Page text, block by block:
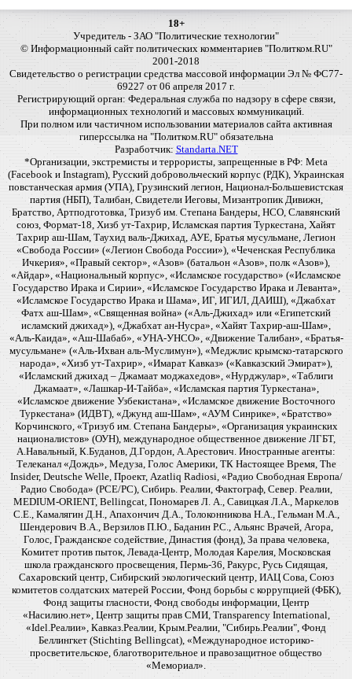
18+
Учредитель - ЗАО "Политические технологии"
© Информационный сайт политических комментариев "Политком.RU"
2001-2018
Свидетельство о регистрации средства массовой информации Эл № ФС77-
69227 от 06 апреля 2017 г.
Регистрирующий орган: Федеральная служба по надзору в сфере связи,
информационных технологий и массовых коммуникаций.
При полном или частичном использовании материалов сайта активная
гиперссылка на "Политком.RU" обязательна
Разработчик: Standarta.NET
*Организации, экстремисты и террористы, запрещенные в РФ: Meta
(Facebook и Instagram), Русский добровольческий корпус (РДК), Украинская
повстанческая армия (УПА), Грузинский легион, Национал-Большевистская
партия (НБП), Талибан, Свидетели Иеговы, Мизантропик Дивижн,
Братство, Артподготовка, Тризуб им. Степана Бандеры, НСО, Славянский
союз, Формат-18, Хизб ут-Тахрир, Исламская партия Туркестана, Хайят
Тахрир аш-Шам, Таухид валь-Джихад, АУЕ, Братья мусульмане, Легион
«Свобода России» («Легион Свобода России»), «Чеченская Республика
Ичкерия», «Правый сектор», «Азов» (батальон «Азов», полк «Азов»),
«Айдар», «Национальный корпус», «Исламское государство» («Исламское
Государство Ирака и Сирии», «Исламское Государство Ирака и Леванта»,
«Исламское Государство Ирака и Шама», ИГ, ИГИЛ, ДАИШ), «Джабхат
Фатх аш-Шам», «Священная война» («Аль-Джихад» или «Египетский
исламский джихад»), «Джабхат ан-Нусра», «Хайят Тахрир-аш-Шам»,
«Аль-Каида», «Аш-Шабаб», «УНА-УНСО», «Движение Талибан», «Братья-
мусульмане» («Аль-Ихван аль-Муслимун»), «Меджлис крымско-татарского
народа», «Хизб ут-Тахрир», «Имарат Кавказ» («Кавказский Эмират»),
«Исламский джихад – Джамаат моджахедов», «Нурджулар», «Таблиги
Джамаат», «Лашкар-И-Тайба», «Исламская партия Туркестана»,
«Исламское движение Узбекистана», «Исламское движение Восточного
Туркестана» (ИДВТ), «Джунд аш-Шам», «АУМ Синрике», «Братство»
Корчинского, «Тризуб им. Степана Бандеры», «Организация украинских
националистов» (ОУН), международное общественное движение ЛГБТ,
А.Навальный, К.Буданов, Д.Гордон, А.Арестович. Иностранные агенты:
Телеканал «Дождь», Медуза, Голос Америки, ТК Настоящее Время, The
Insider, Deutsche Welle, Проект, Azatliq Radiosi, «Радио Свободная Европа/
Радио Свобода» (PCE/PC), Сибирь. Реалии, Фактограф, Север. Реалии,
MEDIUM-ORIENT, Bellingcat, Пономарев Л. А., Савицкая Л.А., Маркелов
С.Е., Камалягин Д.Н., Апахончич Д.А., Толоконникова Н.А., Гельман М.А.,
Шендерович В.А., Верзилов П.Ю., Баданин Р.С., Альянс Врачей, Агора,
Голос, Гражданское содействие, Династия (фонд), За права человека,
Комитет против пыток, Левада-Центр, Молодая Карелия, Московская
школа гражданского просвещения, Пермь-36, Ракурс, Русь Сидящая,
Сахаровский центр, Сибирский экологический центр, ИАЦ Сова, Союз
комитетов солдатских матерей России, Фонд борьбы с коррупцией (ФБК),
Фонд защиты гласности, Фонд свободы информации, Центр
«Насилию.нет», Центр защиты прав СМИ, Transparency International,
«Idel.Реалии», Кавказ.Реалии, Крым.Реалии, "Сибирь.Реалии", Фонд
Беллингкет (Stichting Bellingcat), «Международное историко-
просветительское, благотворительное и правозащитное общество
«Мемориал».